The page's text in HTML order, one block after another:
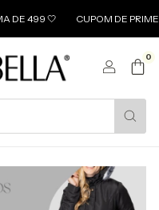
CUPOM DE PRIMEIRA COMPRA:
0